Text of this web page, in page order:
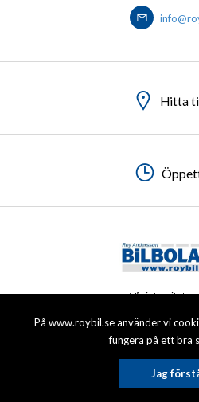
På www.roybil.se använder vi
fungera på ett bra
Jag
Hitta
Hitta
Hitta
Hitta
© 2026 Roy Andersson
Vår